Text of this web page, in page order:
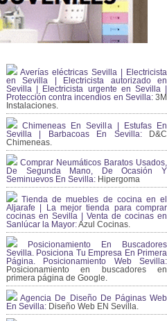
Averías eléctricas Sevilla | Electricista
en Sevilla | Electricista autorizado en
Sevilla | Electricista urgente en Sevilla |
Protección contra incendios en Sevilla:3M
Instalaciones.
Chimeneas En Sevilla | Estufas En
Sevilla | Barbacoas En Sevilla:D&C
Chimeneas.
Comprar Neumáticos Baratos Usados,
De Segunda Mano, De Ocasión Y
Seminuevos En Sevilla: Hipergoma
Tienda de muebles de cocina en el
Aljarafe | La mejor tienda para comprar
cocinas en Sevilla | Venta de cocinas en
Sanlúcar la Mayor:Azul Cocinas.
Posicionamiento En Buscadores
Sevilla. Posiciona Tu Empresa En Primera
Página. Posicionamiento Web Sevilla:
Posicionamiento en buscadores en
primera página de Google.
Agencia De Diseño De Páginas Web
En Sevilla: Diseño Web EN Sevilla.